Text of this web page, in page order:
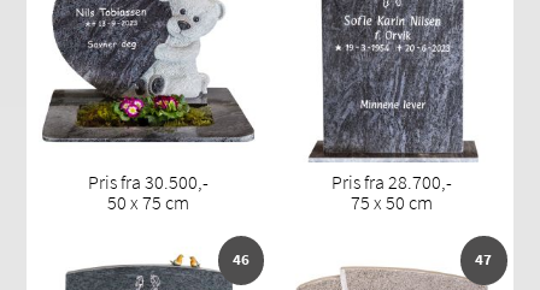
Pris fra 30.500,-
50 x 75 cm
Pris fra 28.700,-
75 x 50 cm
46 47